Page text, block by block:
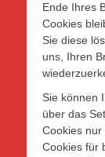
Ende Ihres
Cookies
Sie diese
uns, Ihren
Sie können
über das
Cookies nur
Cookies für